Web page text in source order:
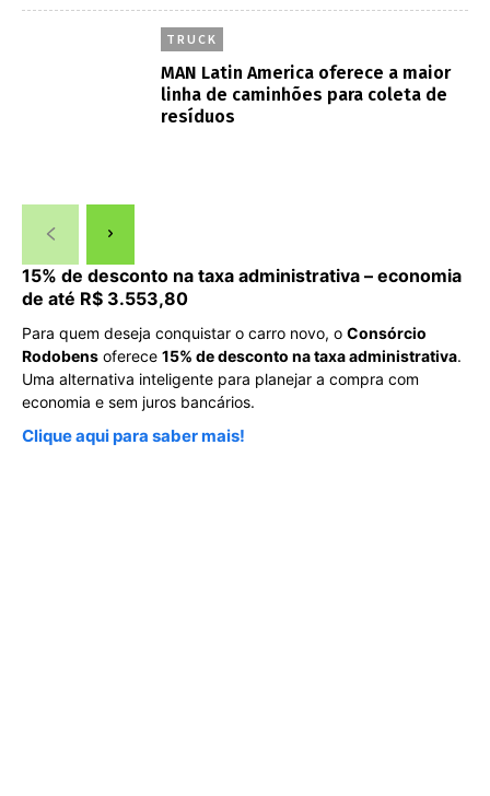
TRUCK
MAN Latin America oferece a maior
linha de caminhões para coleta de
resíduos
15% de desconto na taxa administrativa – economia
de até R$ 3.553,80
Para quem deseja conquistar o carro novo, o Consórcio
Rodobens oferece 15% de desconto na taxa administrativa.
Uma alternativa inteligente para planejar a compra com
economia e sem juros bancários.
Clique aqui para saber mais!